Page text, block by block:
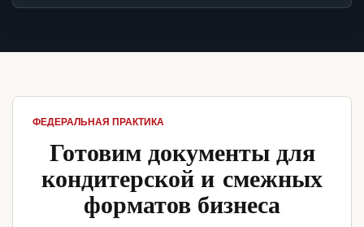
ФЕДЕРАЛЬНАЯ ПРАКТИКА
Готовим документы для
кондитерской и смежных
форматов бизнеса